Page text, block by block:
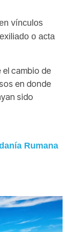
vínculos
o acta
cambio de
en donde
sido
Rumana